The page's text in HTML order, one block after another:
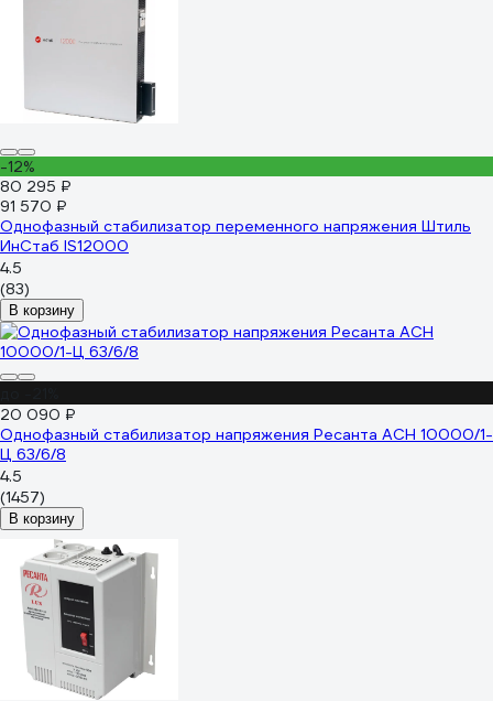
-12%
80 295 ₽
91 570 ₽
Однофазный стабилизатор переменного напряжения Штиль
ИнСтаб IS12000
4.5
(83)
В корзину
20 090 ₽
Однофазный стабилизатор напряжения Ресанта АСН 10000/1-
Ц 63/6/8
4.5
(1457)
В корзину